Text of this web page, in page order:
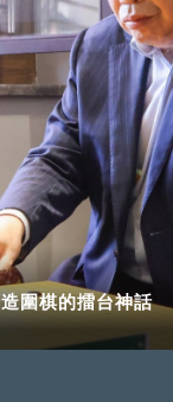
圍棋的擂台神話